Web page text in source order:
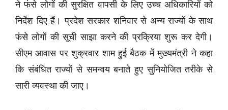
ने फंसे लोगों की सुरक्षित वापसी के लिए उच्च अधिकारियों को
निर्देश दिए हैं। प्रदेश सरकार शनिवार से अन्य राज्यों के साथ
फंसे लोगों की सूची साझा करने की प्रक्रिया शुरू कर देगी।
सीएम आवास पर शुक्रवार शाम हुई बैठक में मुख्यमंत्री ने कहा
कि संबंधित राज्यों से समन्वय बनाते हुए सुनियोजित तरीके से
सारी व्यवस्था की जाए।